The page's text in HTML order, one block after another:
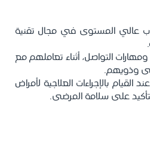
عالي المستوى في مجال تقنية
التواصل، أثناء تعاملهم مع
وذويهم.
القيام بالإجراءات العلاجية لأمراض
على سلامة المرضى.